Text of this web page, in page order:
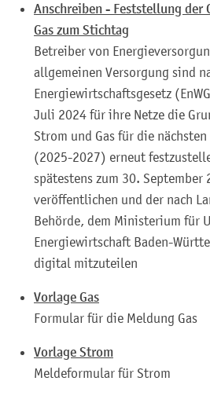
Anschreiben - Feststellung der
Gas zum Stichtag
Betreiber von
allgemeinen Versorgung sind
Energiewirtschaftsgesetz
Juli 2024 für ihre Netze die
Strom und Gas für die
(2025-2027) erneut
spätestens zum 30.
veröffentlichen und der nach
Behörde, dem Ministerium für
Energiewirtschaft Baden-
digital mitzuteilen
Vorlage Gas
Formular für die Meldung Gas
Vorlage Strom
Meldeformular für Strom